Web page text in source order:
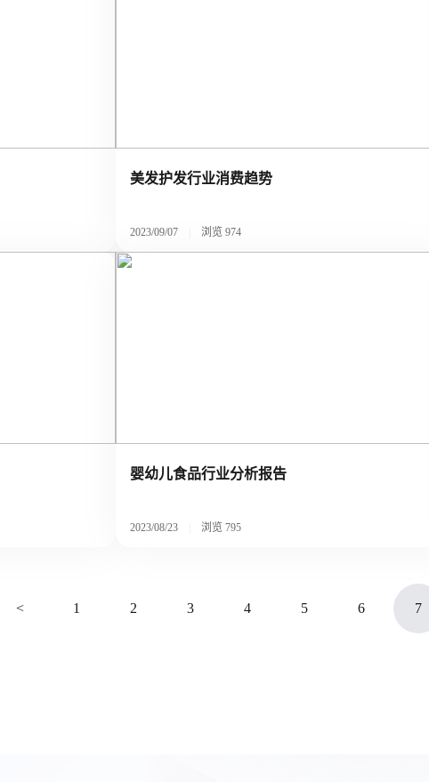
美发护发行业消费趋势
2023/09/07 浏览 974
婴幼儿食品行业分析报告
2023/08/23 浏览 795
< 1 2 3 4 5 6 7